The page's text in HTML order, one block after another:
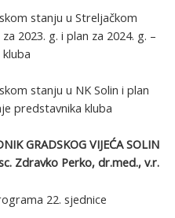
stanju u Streljačkom
2023. g. i plan za 2024. g. –
stanju u NK Solin i plan
predstavnika kluba
GRADSKOG VIJEĆA SOLIN
Zdravko Perko, dr.med., v.r.
22. sjednice